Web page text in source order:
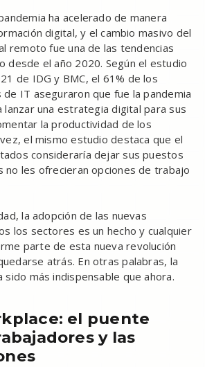
ha acelerado de manera
digital, y el cambio masivo del
remoto fue una de las tendencias
desde el año 2020. Según el estudio
de IDG y BMC, el 61% de los
IT aseguraron que fue la pandemia
lanzar una estrategia digital para sus
la productividad de los
el mismo estudio destaca que el
consideraría dejar sus puestos
no les ofrecieran opciones de trabajo
la adopción de las nuevas
los sectores es un hecho y cualquier
parte de esta nueva revolución
atrás. En otras palabras, la
sido más indispensable que ahora.
el puente
y las